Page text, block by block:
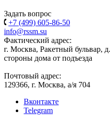
Задать вопрос
+7 (499) 605-86-50
info@rssm.su
Фактический адрес:
г. Москва, Ракетный бульвар,
стороны дома от подъезда
Почтовый адрес:
129366, г. Москва, а/я 704
Вконтакте
Telegram